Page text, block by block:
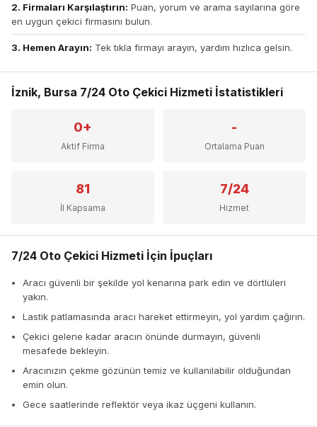
2. Firmaları Karşılaştırın: Puan, yorum ve arama sayılarına göre
en uygun çekici firmasını bulun.
3. Hemen Arayın: Tek tıkla firmayı arayın, yardım hızlıca gelsin.
İznik, Bursa 7/24 Oto Çekici Hizmeti İstatistikleri
0+
Aktif Firma
-
Ortalama Puan
81
İl Kapsama
7/24
Hizmet
7/24 Oto Çekici Hizmeti İçin İpuçları
Aracı güvenli bir şekilde yol kenarına park edin ve dörtlüleri
yakın.
Lastik patlamasında aracı hareket ettirmeyin, yol yardım çağırın.
Çekici gelene kadar aracın önünde durmayın, güvenli
mesafede bekleyin.
Aracınızın çekme gözünün temiz ve kullanılabilir olduğundan
emin olun.
Gece saatlerinde reflektör veya ikaz üçgeni kullanın.